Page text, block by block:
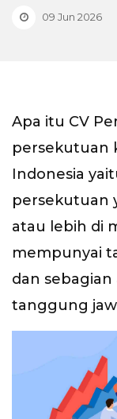
09 Jun 2026
Apa itu CV
persekutuan
Indonesia
persekutuan
atau lebih di
mempunyai
dan
tanggung